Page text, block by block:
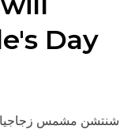
Day
شنتشن مشمس زجاجيات